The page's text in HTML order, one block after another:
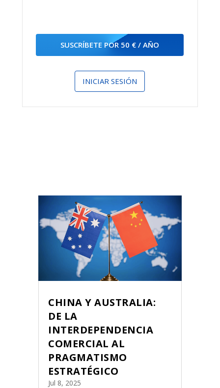
SUSCRÍBETE POR 50 € / AÑO
INICIAR SESIÓN
CHINA Y AUSTRALIA:
DE LA
INTERDEPENDENCIA
COMERCIAL AL
PRAGMATISMO
ESTRATÉGICO
Jul 8, 2025